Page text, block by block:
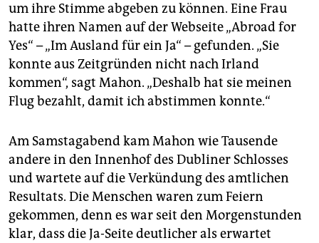
um ihre Stimme abgeben zu können. Eine Frau
hatte ihren Namen auf der Webseite „Abroad for
Yes“ – „Im Ausland für ein Ja“ – gefunden. „Sie
konnte aus Zeitgründen nicht nach Irland
kommen“, sagt Mahon. „Deshalb hat sie meinen
Flug bezahlt, damit ich abstimmen konnte.“
Am Samstagabend kam Mahon wie Tausende
andere in den Innenhof des Dubliner Schlosses
und wartete auf die Verkündung des amtlichen
Resultats. Die Menschen waren zum Feiern
gekommen, denn es war seit den Morgenstunden
klar, dass die Ja-Seite deutlicher als erwartet